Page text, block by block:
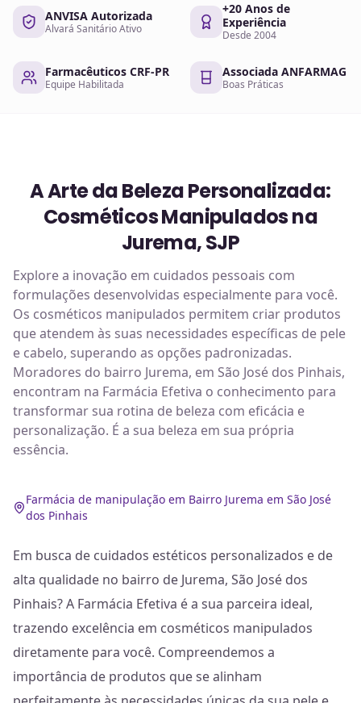
ANVISA Autorizada
Alvará Sanitário Ativo
+20 Anos de
Experiência
Desde 2004
Farmacêuticos CRF-PR
Equipe Habilitada
Associada ANFARMAG
Boas Práticas
A Arte da Beleza Personalizada:
Cosméticos Manipulados na
Jurema, SJP
Explore a inovação em cuidados pessoais com
formulações desenvolvidas especialmente para você.
Os cosméticos manipulados permitem criar produtos
que atendem às suas necessidades específicas de pele
e cabelo, superando as opções padronizadas.
Moradores do bairro Jurema, em São José dos Pinhais,
encontram na Farmácia Efetiva o conhecimento para
transformar sua rotina de beleza com eficácia e
personalização. É a sua beleza em sua própria
essência.
Farmácia de manipulação em Bairro Jurema em São José
dos Pinhais
Em busca de cuidados estéticos personalizados e de
alta qualidade no bairro de Jurema, São José dos
Pinhais? A Farmácia Efetiva é a sua parceira ideal,
trazendo excelência em cosméticos manipulados
diretamente para você. Compreendemos a
importância de produtos que se alinham